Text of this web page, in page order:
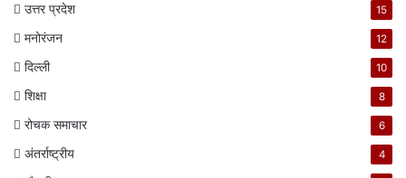
उत्तर प्रदेश 15
मनोरंजन 12
दिल्ली 10
शिक्षा 8
रोचक समाचार 6
अंतर्राष्ट्रीय 4